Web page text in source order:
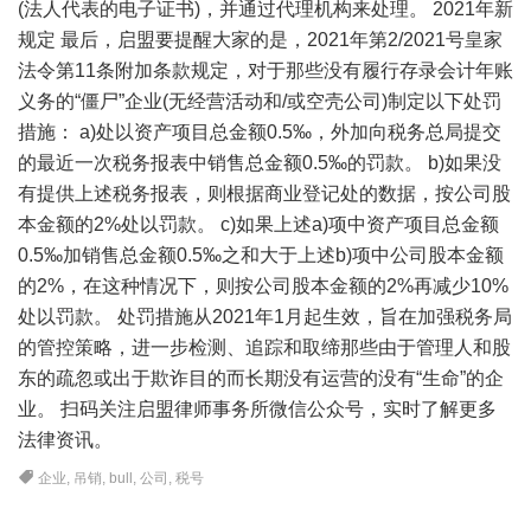
(法人代表的电子证书)，并通过代理机构来处理。 2021年新
规定 最后，启盟要提醒大家的是，2021年第2/2021号皇家
法令第11条附加条款规定，对于那些没有履行存录会计年账
义务的“僵尸”企业(无经营活动和/或空壳公司)制定以下处罚
措施： a)处以资产项目总金额0.5‰，外加向税务总局提交
的最近一次税务报表中销售总金额0.5‰的罚款。 b)如果没
有提供上述税务报表，则根据商业登记处的数据，按公司股
本金额的2%处以罚款。 c)如果上述a)项中资产项目总金额
0.5‰加销售总金额0.5‰之和大于上述b)项中公司股本金额
的2%，在这种情况下，则按公司股本金额的2%再减少10%
处以罚款。 处罚措施从2021年1月起生效，旨在加强税务局
的管控策略，进一步检测、追踪和取缔那些由于管理人和股
东的疏忽或出于欺诈目的而长期没有运营的没有“生命”的企
业。 扫码关注启盟律师事务所微信公众号，实时了解更多
法律资讯。
企业, 吊销, bull ,公司 ,税号